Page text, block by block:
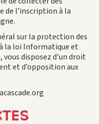
de l’inscription à la
sur la protection des
la loi Informatique et
disposez d’un droit
et d’opposition aux